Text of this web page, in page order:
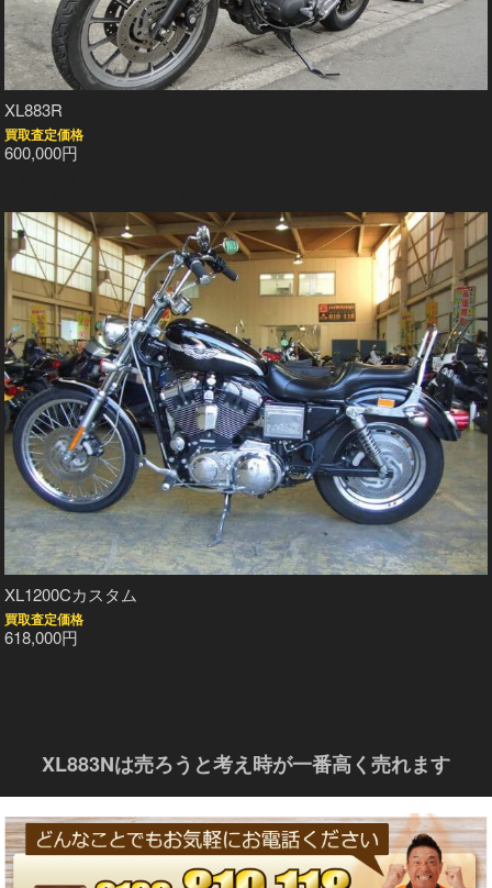
XL883R
買取査定価格
600,000円
XL1200Cカスタム
買取査定価格
618,000円
XL883Nは売ろうと考え時が一番高く売れます